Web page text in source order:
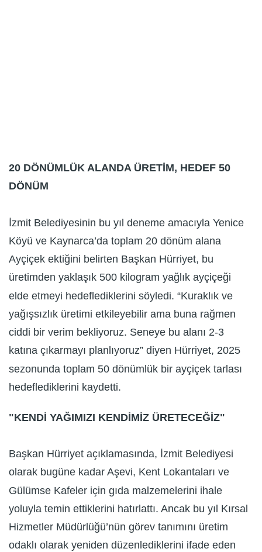
20 DÖNÜMLÜK ALANDA ÜRETİM, HEDEF 50
DÖNÜM
İzmit Belediyesinin bu yıl deneme amacıyla Yenice
Köyü ve Kaynarca’da toplam 20 dönüm alana
Ayçiçek ektiğini belirten Başkan Hürriyet, bu
üretimden yaklaşık 500 kilogram yağlık ayçiçeği
elde etmeyi hedeflediklerini söyledi. “Kuraklık ve
yağışsızlık üretimi etkileyebilir ama buna rağmen
ciddi bir verim bekliyoruz. Seneye bu alanı 2-3
katına çıkarmayı planlıyoruz” diyen Hürriyet, 2025
sezonunda toplam 50 dönümlük bir ayçiçek tarlası
hedeflediklerini kaydetti.
"KENDİ YAĞIMIZI KENDİMİZ ÜRETECEĞİZ"
Başkan Hürriyet açıklamasında, İzmit Belediyesi
olarak bugüne kadar Aşevi, Kent Lokantaları ve
Gülümse Kafeler için gıda malzemelerini ihale
yoluyla temin ettiklerini hatırlattı. Ancak bu yıl Kırsal
Hizmetler Müdürlüğü’nün görev tanımını üretim
odaklı olarak yeniden düzenlediklerini ifade eden